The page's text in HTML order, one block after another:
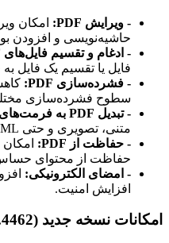
- ویرایش PDF:
امکان
حاشیه‌نویسی و افزودن
- ادغام و تقسیم فایل‌های PDF:
فایل یا تقسیم یک فایل
- فشرده‌سازی PDF:
سطوح فشرده‌سازی
- تبدیل PDF به فرمت‌های دیگر:
متنی، تصویری و حتی HTML.
- حفاظت از PDF:
حفاظت از محتوای
- امضای الکترونیکی:
افزایش امنیت.
امکانات نسخه جدید (1.0.0.4462):